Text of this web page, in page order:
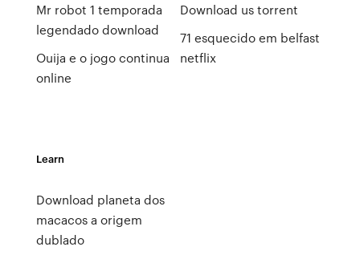
Mr robot 1 temporada
legendado download
Ouija e o jogo continua
online
Download us torrent
71 esquecido em belfast
netflix
Learn
Download planeta dos
macacos a origem
dublado